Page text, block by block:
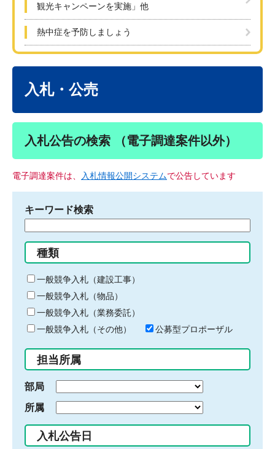
観光キャンペーンを実施」他
熱中症を予防しましょう
入札・公売
入札公告の検索 （電子調達案件以外）
電子調達案件は、 入札情報公開システムで公告しています
キーワード検索
る
キ
ー
ワ
ー
ド
入
力
種類
一般競争入札（建設工事）
一般競争入札（物品）
一般競争入札（業務委託）
一般競争入札（その他）
公募型プロポーザル
担当所属
部局
所属
入札公告日